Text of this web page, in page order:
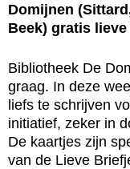
Domijnen
Beek) gratis
Bibliotheek De
graag. In deze
liefs te schrijven
initiatief, zeker in
De kaartjes zijn
van de Lieve